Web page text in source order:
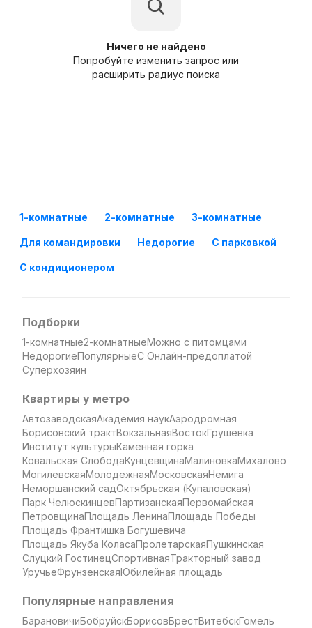
Ничего не найдено
Попробуйте изменить запрос или
расширить радиус поиска
1-комнатные 2-комнатные 3-комнатные
Для командировки Недорогие С парковкой
С кондиционером
Подборки
1-комнатные2-комнатныеМожно с питомцами
НедорогиеПопулярныеС Онлайн-предоплатой
Суперхозяин
Квартиры у метро
АвтозаводскаяАкадемия наукАэродромная
Борисовский трактВокзальнаяВостокГрушевка
Институт культурыКаменная горка
Ковальская СлободаКунцевщинаМалиновкаМихалово
МогилевскаяМолодежнаяМосковскаяНемига
Неморшанский садОктябрьская (Купаловская)
Парк ЧелюскинцевПартизанскаяПервомайская
ПетровщинаПлощадь ЛенинаПлощадь Победы
Площадь Франтишка Богушевича
Площадь Якуба КоласаПролетарскаяПушкинская
Слуцкий ГостинецСпортивнаяТракторный завод
УручьеФрунзенскаяЮбилейная площадь
Популярные направления
БарановичиБобруйскБорисовБрестВитебскГомель